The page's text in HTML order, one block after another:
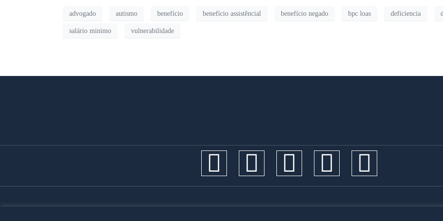
advogado autismo benefício benefício assistêncial benefício negado bpc loas deficiencia
salário minimo vulnerabilidade